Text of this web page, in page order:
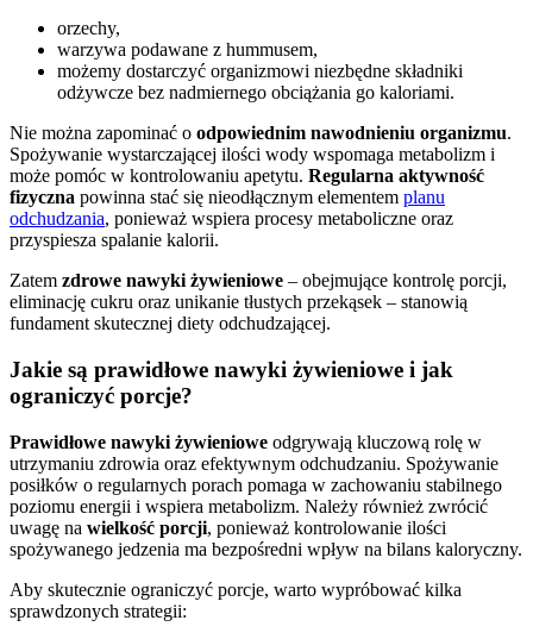
orzechy,
warzywa podawane z hummusem,
możemy dostarczyć organizmowi niezbędne składniki
odżywcze bez nadmiernego obciążania go kaloriami.
Nie można zapominać o odpowiednim nawodnieniu organizmu.
Spożywanie wystarczającej ilości wody wspomaga metabolizm i
może pomóc w kontrolowaniu apetytu. Regularna aktywność
fizyczna powinna stać się nieodłącznym elementem planu
odchudzania, ponieważ wspiera procesy metaboliczne oraz
przyspiesza spalanie kalorii.
Zatem zdrowe nawyki żywieniowe – obejmujące kontrolę porcji,
eliminację cukru oraz unikanie tłustych przekąsek – stanowią
fundament skutecznej diety odchudzającej.
Jakie są prawidłowe nawyki żywieniowe i jak
ograniczyć porcje?
Prawidłowe nawyki żywieniowe odgrywają kluczową rolę w
utrzymaniu zdrowia oraz efektywnym odchudzaniu. Spożywanie
posiłków o regularnych porach pomaga w zachowaniu stabilnego
poziomu energii i wspiera metabolizm. Należy również zwrócić
uwagę na wielkość porcji, ponieważ kontrolowanie ilości
spożywanego jedzenia ma bezpośredni wpływ na bilans kaloryczny.
Aby skutecznie ograniczyć porcje, warto wypróbować kilka
sprawdzonych strategii: